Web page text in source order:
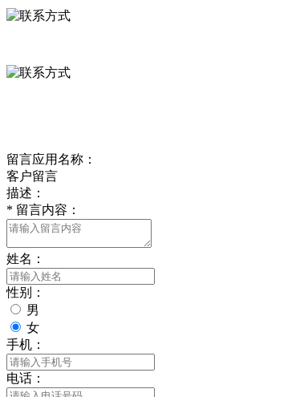
留言应用名称：
客户留言
描述：
* 留言内容：
姓名：
性别：
男
女
手机：
电话：